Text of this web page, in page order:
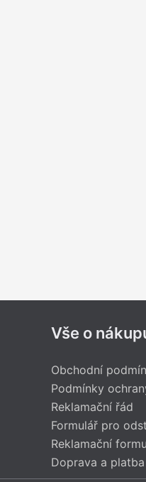
Vše o
Obchodní
Podmínky
Reklamační řád
Formulář pro
Reklamační
Doprava a platba